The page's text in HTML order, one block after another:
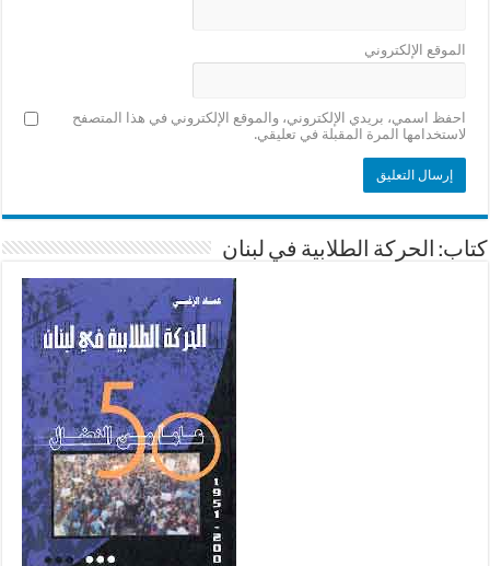
الموقع الإلكتروني
احفظ اسمي، بريدي الإلكتروني، والموقع الإلكتروني في هذا المتصفح
لاستخدامها المرة المقبلة في تعليقي.
كتاب: الحركة الطلابية في لبنان